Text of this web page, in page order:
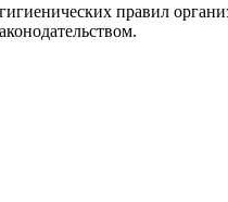
правил